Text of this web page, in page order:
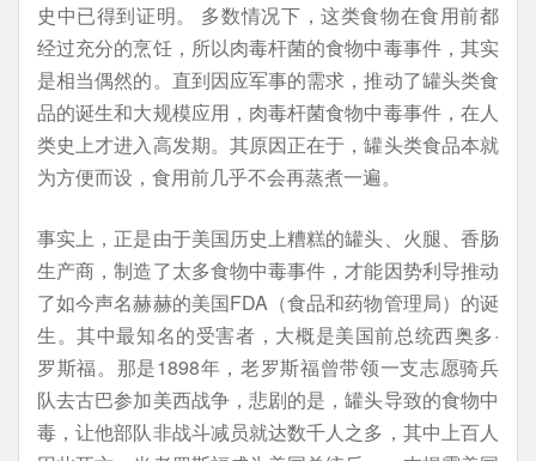
史中已得到证明。 多数情况下，这类食物在食用前都
经过充分的烹饪，所以肉毒杆菌的食物中毒事件，其实
是相当偶然的。直到因应军事的需求，推动了罐头类食
品的诞生和大规模应用，肉毒杆菌食物中毒事件，在人
类史上才进入高发期。其原因正在于，罐头类食品本就
为方便而设，食用前几乎不会再蒸煮一遍。
事实上，正是由于美国历史上糟糕的罐头、火腿、香肠
生产商，制造了太多食物中毒事件，才能因势利导推动
了如今声名赫赫的美国FDA（食品和药物管理局）的诞
生。其中最知名的受害者，大概是美国前总统西奥多·
罗斯福。那是1898年，老罗斯福曾带领一支志愿骑兵
队去古巴参加美西战争，悲剧的是，罐头导致的食物中
毒，让他部队非战斗减员就达数千人之多，其中上百人